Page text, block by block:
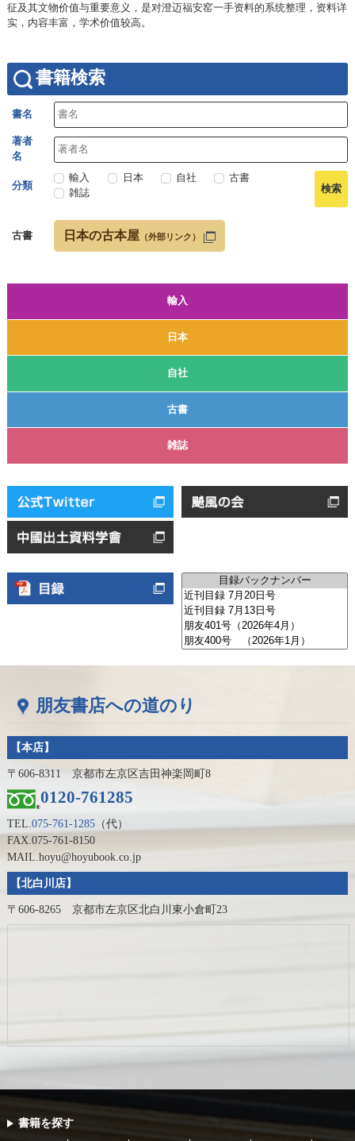
輸入
日本
自社
古書
雑誌
征及其文物价值与重要意义，是对澄迈福安窑一手资料的系统整理，资料详
实，内容丰富，学术价值较高。
書籍検索
書名
著者
名
分類
輸入 日本 自社
古書
雑誌
古書 日本の古本屋 （外部リンク）
朋友書店への道のり
【本店】
〒606-8311 京都市左京区吉田神楽岡町8
0120-761285
TEL.075-761-1285（代）
FAX.075-761-8150
MAIL.hoyu@hoyubook.co.jp
【北白川店】
〒606-8265 京都市左京区北白川東小倉町23
書籍を探す